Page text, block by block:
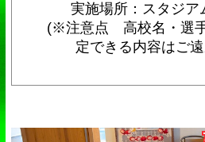
実施場所：スタジア
(※注意点 高校名・選
定できる内容はご